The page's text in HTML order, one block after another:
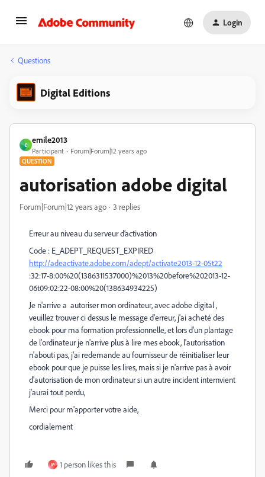
Login
Questions
Digital Editions
E
emile2013
Participant Forum|Forum|12 years ago
QUESTION
autorisation adobe digital
Forum|Forum|12 years ago 3 replies
Erreur au niveau du serveur d’activation
Code : E_ADEPT_REQUEST_EXPIRED
http://adeactivate.adobe.com/adept/activate2013-12-05t22
:32:17-8:00%20(1386311537000)%2013%20before%202013-12-
06t09:02:22-08:00%20(138634934225)
Je n'arrive a autoriser mon ordinateur, avec adobe digital ,
veuillez trouver ci dessus le message d'erreur, j'ai acheté des
ebook pour ma formation professionnelle, et lors d'un plantage
de l'ordinateur je n'arrive plus à lire mes ebook, l'autorisation
n'abouti pas, j'ai redemande au fournisseur de réinitialiser leur
ebook pour que je puisse les lires, mais si je n'arrive pas à avoir
d'autorisation de mon ordinateur si un autre incident internvient
j'aurai tout perdu,
Merci pour m'apporter votre aide,
cordialement
M 1 person likes this